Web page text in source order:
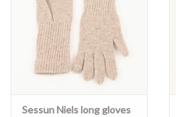
Sessun Niels long gloves